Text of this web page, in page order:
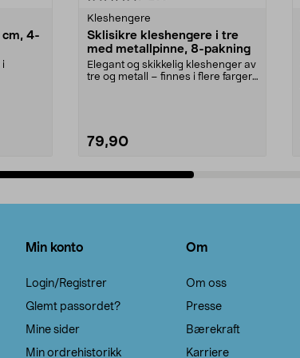
cm, 4-
i
Kleshengere
Sklisikre kleshengere i tre
med metallpinne, 8-pakning
Elegant og skikkelig kleshenger av
tre og metall – finnes i flere farger.
79,90
Min konto
Login/Registrer
Glemt passordet?
Mine sider
Min ordrehistorikk
Om
Om oss
Presse
Bærekraft
Karriere